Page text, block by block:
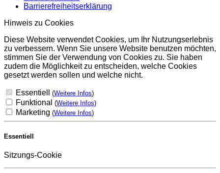
Barrierefreiheitserklärung
Hinweis zu Cookies
Diese Website verwendet Cookies, um Ihr Nutzungserlebnis
zu verbessern. Wenn Sie unsere Website benutzen möchten,
stimmen Sie der Verwendung von Cookies zu. Sie haben
zudem die Möglichkeit zu entscheiden, welche Cookies
gesetzt werden sollen und welche nicht.
Essentiell (Weitere Infos)
Funktional (Weitere Infos)
Marketing (Weitere Infos)
Essentiell
Sitzungs-Cookie